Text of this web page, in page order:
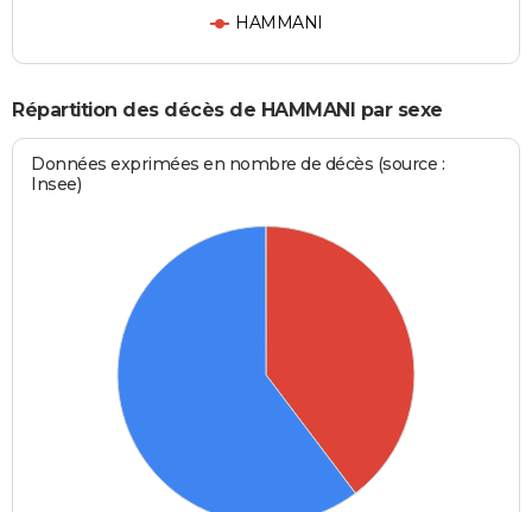
HAMMANI
Répartition des décès de HAMMANI par sexe
Données exprimées en nombre de décès (source :
Insee)